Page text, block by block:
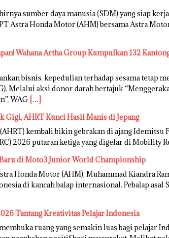
sumber daya manusia (SDM) yang siap
Astra Honda Motor (AHM) bersama Astra Motor
Wahana Artha Group Kumpulkan 132
bisnis, kepedulian terhadap sesama tetap
Melalui aksi donor darah bertajuk
WAG […]
Gigi, AHRT Kunci Hasil Manis di Jepang
kembali bikin gebrakan di ajang Idemitsu
2026 putaran ketiga yang digelar di Mobility
di Moto3 Junior World Championship
Honda Motor (AHM), Muhammad Kiandra
di kancah balap internasional. Pebalap asal
Tantang Kreativitas Pelajar Indonesia
ruang yang semakin luas bagi pelajar